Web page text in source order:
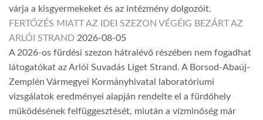
várja a kisgyermekeket és az intézmény dolgozóit.
FERTŐZÉS MIATT AZ IDEI SZEZON VÉGÉIG BEZÁRT AZ
ARLÓI STRAND 2026-08-05
A 2026-os fürdési szezon hátralévő részében nem fogadhat
látogatókat az Arlói Suvadás Liget Strand. A Borsod-Abaúj-
Zemplén Vármegyei Kormányhivatal laboratóriumi
vizsgálatok eredményei alapján rendelte el a fürdőhely
működésének felfüggesztését, miután a vízminőség már